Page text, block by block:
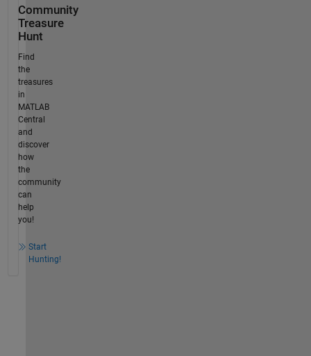
Community
Treasure
Hunt
Find
the
treasures
in
MATLAB
Central
and
discover
how
the
community
can
help
you!
Start
Hunting!